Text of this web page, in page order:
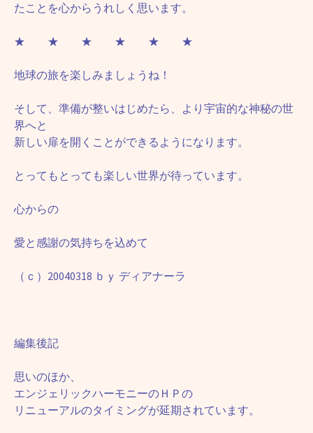
たことを心からうれしく思います。
★ ★ ★ ★ ★ ★
地球の旅を楽しみましょうね！
そして、準備が整いはじめたら、より宇宙的な神秘の世
界へと
新しい扉を開くことができるようになります。
とってもとっても楽しい世界が待っています。
心からの
愛と感謝の気持ちを込めて
（ｃ）20040318 ｂｙ ディアナーラ
編集後記
思いのほか、
エンジェリックハーモニーのＨＰの
リニューアルのタイミングが延期されています。